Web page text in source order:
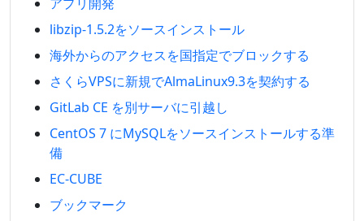
libzip-1.5.2をソースインストール
海外からのアクセスを国指定でブロックする
さくらVPSに新規でAlmaLinux9.3を契約する
GitLab CE を別サーバに引越し
CentOS 7 にMySQLをソースインストールする準
備
EC-CUBE
ブックマーク